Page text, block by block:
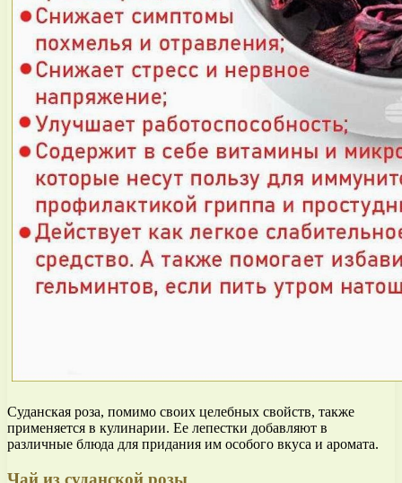
Суданская роза, помимо своих целебных свойств, также
применяется в кулинарии. Ее лепестки добавляют в
различные блюда для придания им особого вкуса и аромата.
Чай из суданской розы